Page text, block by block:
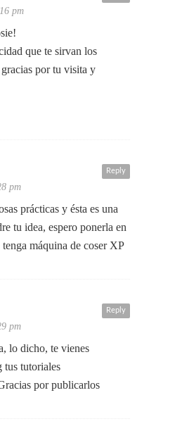
pm
que te sirvan los
por tu visita y
Reply
pm
prácticas y ésta es una
tu idea, espero ponerla en
máquina de coser XP
Reply
pm
lo dicho, te vienes
tus tutoriales
por publicarlos